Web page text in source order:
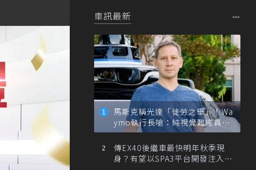
車訊最新
馬斯克稱光達「徒勞之舉」！Wa
ymo執行長嗆：純視覺難達真正
自動駕駛
傳EX40後繼車最快明年秋季現
身？有望以SPA3平台開發注入80